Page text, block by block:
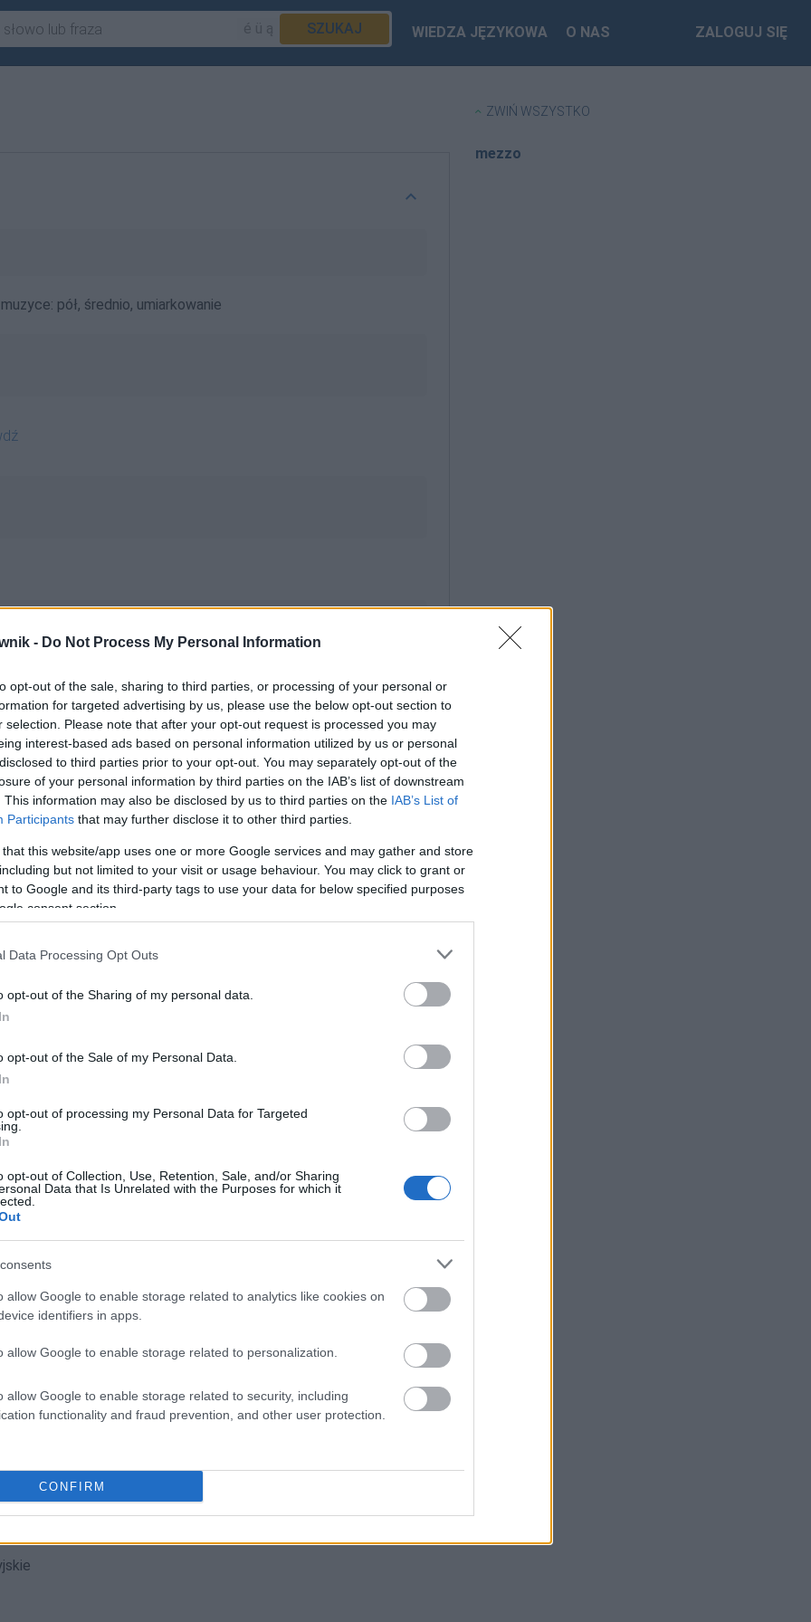
- Do Not Process My Personal Information
opt-out of the sale, sharing to third parties, or processing of your personal or
for targeted advertising by us, please use the below opt-out section to
selection. Please note that after your opt-out request is processed you may
interest-based ads based on personal information utilized by us or personal
to third parties prior to your opt-out. You may separately opt-out of the
of your personal information by third parties on the IAB’s list of downstream
This information may also be disclosed by us to third parties on the IAB’s List of
Participants that may further disclose it to other third parties.
that this website/app uses one or more Google services and may gather and store
but not limited to your visit or usage behaviour. You may click to grant or
to Google and its third-party tags to use your data for below specified purposes
consent section.
Data Processing Opt Outs
opt-out of the Sharing of my personal data.
opt-out of the Sale of my Personal Data.
opt-out of processing my Personal Data for Targeted
opt-out of Collection, Use, Retention, Sale, and/or Sharing
Data that Is Unrelated with the Purposes for which it
allow Google to enable storage related to analytics like cookies on
identifiers in apps.
allow Google to enable storage related to personalization.
allow Google to enable storage related to security, including
functionality and fraud prevention, and other user protection.
CONFIRM
SZUKAJ WIEDZA JĘZYKOWA O NAS ZALOGUJ SIĘ
pół, średnio, umiarkowanie
Brakuje czegoś w haśle?
abonenci Dobrego słownika.
SPRAWDŹ
od wielkiej litery?
ZWIŃ WSZYSTKO
mezzo